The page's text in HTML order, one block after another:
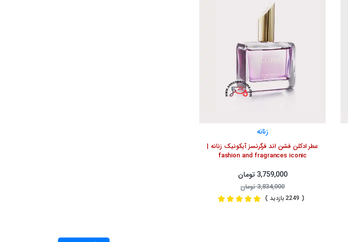
زنانه
عطر ادکلن فشن اند فرگرنسز آیکونیک زنانه |
fashion and fragrances iconic
3,759,000 تومان
3,834,000 تومان
( 2249 بازدید )